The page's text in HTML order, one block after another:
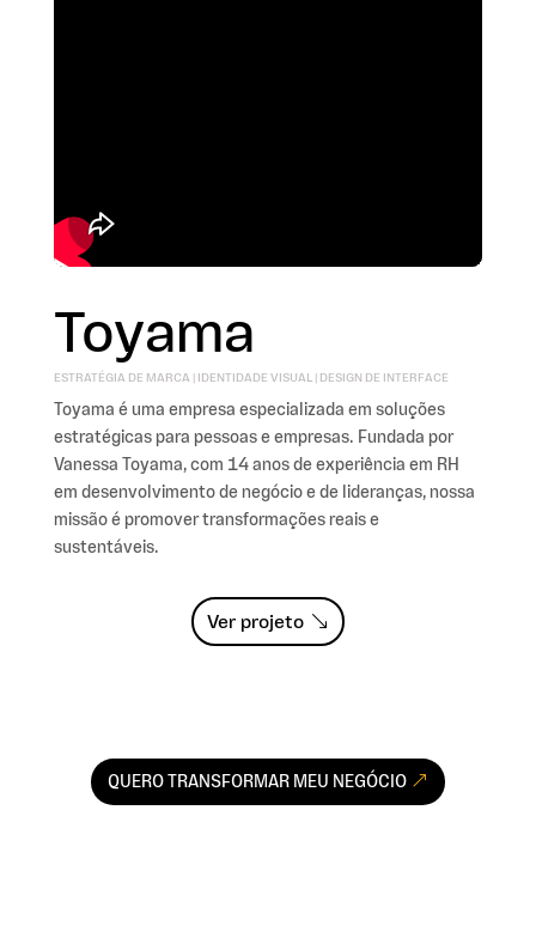
Toyama
ESTRATÉGIA DE MARCA | IDENTIDADE VISUAL | DESIGN DE INTERFACE
Toyama é uma empresa especializada em soluções
estratégicas para pessoas e empresas. Fundada por
Vanessa Toyama, com 14 anos de experiência em RH
em desenvolvimento de negócio e de lideranças, nossa
missão é promover transformações reais e
sustentáveis.
Ver projeto
QUERO TRANSFORMAR MEU NEGÓCIO